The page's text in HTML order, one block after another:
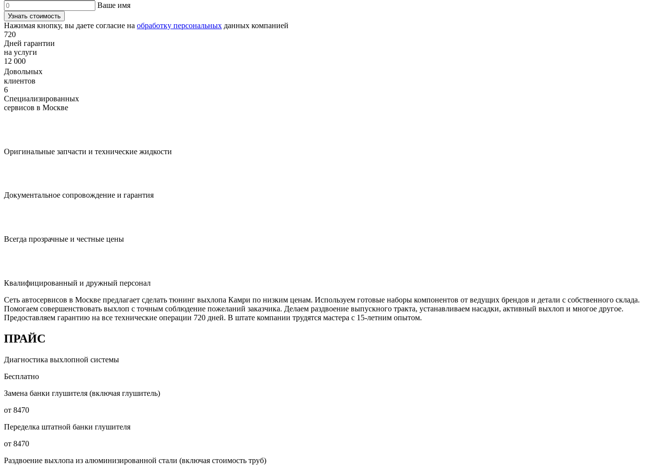
Ваше имя
Узнать стоимость
Нажимая кнопку, вы даете согласие на обработку персональных данных компанией
720
Дней гарантии
на услуги
12 000
Довольных
клиентов
6
Специализированных
сервисов в Москве
Оригинальные запчасти и технические жидкости
Документальное сопровождение и гарантия
Всегда прозрачные и честные цены
Квалифицированный и дружный персонал
Сеть автосервисов в Москве предлагает сделать тюнинг выхлопа Камри по низким ценам. Используем готовые наборы компонентов от ведущих брендов и детали с собственного склада.
Помогаем совершенствовать выхлоп с точным соблюдение пожеланий заказчика. Делаем раздвоение выпускного тракта, устанавливаем насадки, активный выхлоп и многое другое.
Предоставляем гарантию на все технические операции 720 дней. В штате компании трудятся мастера с 15-летним опытом.
ПРАЙС
Диагностика выхлопной системы
Бесплатно
Замена банки глушителя (включая глушитель)
от 8470
Переделка штатной банки глушителя
от 8470
Раздвоение выхлопа из алюминизированной стали (включая стоимость труб)